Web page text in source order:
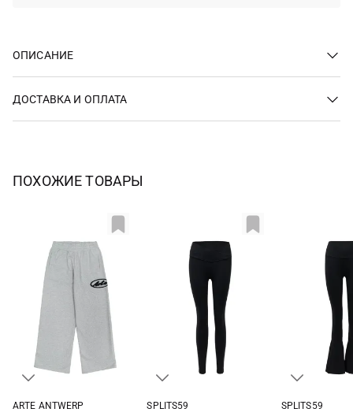
ОПИСАНИЕ
ДОСТАВКА И ОПЛАТА
ПОХОЖИЕ ТОВАРЫ
ARTE ANTWERP
SPLITS59
SPLITS59